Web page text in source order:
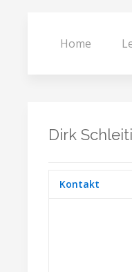
Home
Dirk
Kontakt